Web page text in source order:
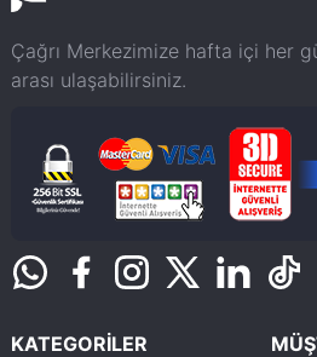
Çağrı Merkezimize hafta içi her
arası ulaşabilirsiniz.
KATEGORİLER